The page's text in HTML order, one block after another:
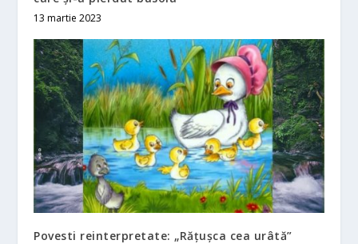
13 martie 2023
Povesti reinterpretate: „Rățușca cea urâtă”